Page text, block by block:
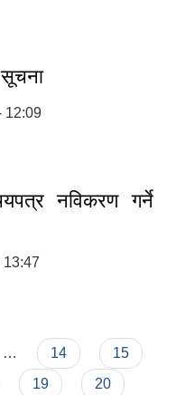
सूचना
12:09
नविकरण गर्ने
13:47
… 14
15
19
20